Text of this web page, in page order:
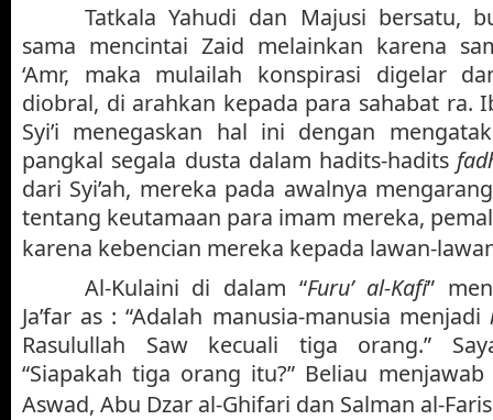
Tatkala Yahudi dan Majusi bersatu,
sama mencintai Zaid melainkan karena
‘Amr, maka mulailah konspirasi digelar
diobral, di arahkan kepada para sahabat ra.
Syi’i menegaskan hal ini dengan
pangkal segala dusta dalam hadits-hadits
dari Syi’ah, mereka pada awalnya
tentang keutamaan para imam mereka,
karena kebencian mereka kepada lawan-
Al-Kulaini di dalam “Furu’ al-Kafi”
Ja’far as : “Adalah manusia-manusia menjadi
Rasulullah Saw kecuali tiga orang.”
“Siapakah tiga orang itu?” Beliau
Aswad, Abu Dzar al-Ghifari dan Salman al-